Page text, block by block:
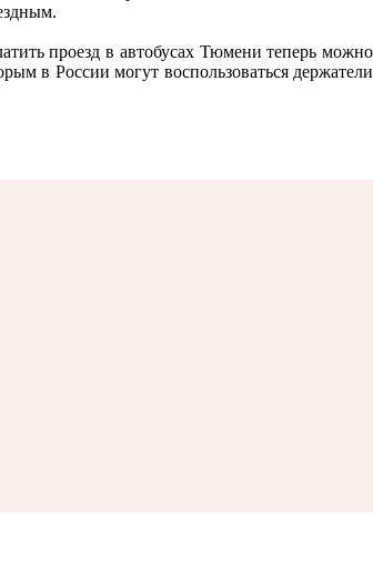
проезд в автобусах Тюмени теперь можно
в России могут воспользоваться держатели